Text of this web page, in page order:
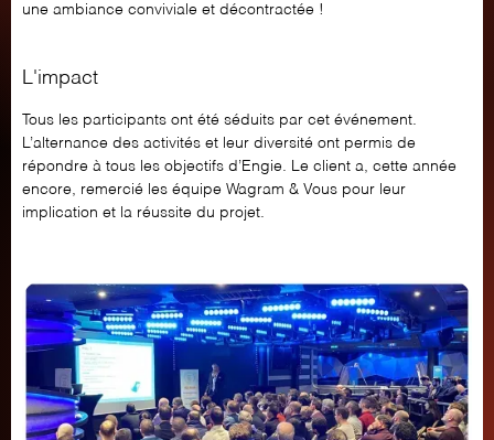
une ambiance conviviale et décontractée !
L'impact
Tous les participants ont été séduits par cet événement.
L’alternance des activités et leur diversité ont permis de
répondre à tous les objectifs d’Engie. Le client a, cette année
encore, remercié les équipe Wagram & Vous pour leur
implication et la réussite du projet.